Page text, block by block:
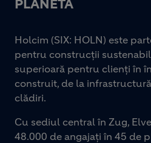
PLANETĂ
Holcim (SIX: HOLN) este
pentru construcții
superioară pentru clienți în
construit, de la
clădiri.
Cu sediul central în Zug,
48.000 de angajați în 45 de